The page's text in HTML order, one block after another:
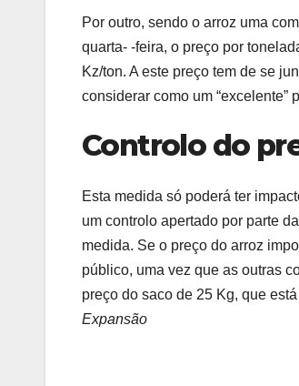
Por outro, sendo o arroz uma
quarta- -feira, o preço por
Kz/ton. A este preço tem de se
considerar como um “excelente”
Controlo do
Esta medida só poderá ter
um controlo apertado por parte
medida. Se o preço do arroz
público, uma vez que as outras
preço do saco de 25 Kg, que
Expansão